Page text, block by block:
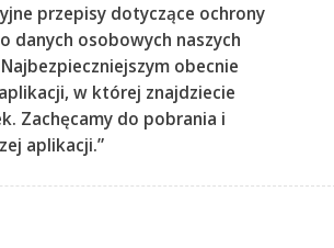
przepisy dotyczące ochrony
danych osobowych naszych
obecnie
w której znajdziecie
Zachęcamy do pobrania i
aplikacji.”